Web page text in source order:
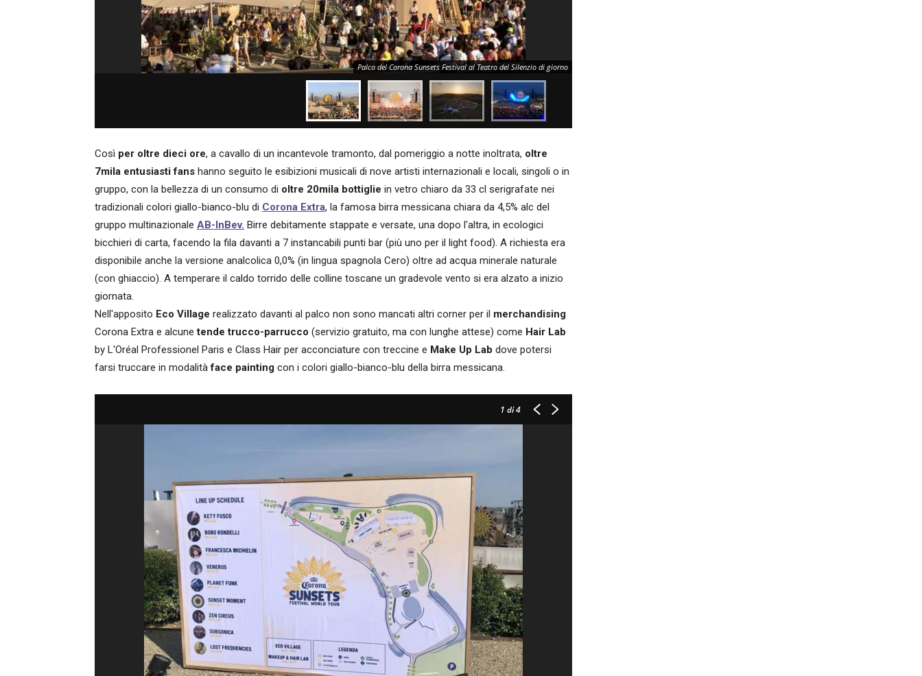
Palco del Corona Sunsets Festival al Teatro del Silenzio di giorno
Così per oltre dieci ore, a cavallo di un incantevole tramonto, dal pomeriggio a notte inoltrata, oltre
7mila entusiasti fans hanno seguito le esibizioni musicali di nove artisti internazionali e locali, singoli o in
gruppo, con la bellezza di un consumo di oltre 20mila bottiglie in vetro chiaro da 33 cl serigrafate nei
tradizionali colori giallo-bianco-blu di Corona Extra, la famosa birra messicana chiara da 4,5% alc del
gruppo multinazionale AB-InBev. Birre debitamente stappate e versate, una dopo l'altra, in ecologici
bicchieri di carta, facendo la fila davanti a 7 instancabili punti bar (più uno per il light food). A richiesta era
disponibile anche la versione analcolica 0,0% (in lingua spagnola Cero) oltre ad acqua minerale naturale
(con ghiaccio). A temperare il caldo torrido delle colline toscane un gradevole vento si era alzato a inizio
giornata.
Nell'apposito Eco Village realizzato davanti al palco non sono mancati altri corner per il merchandising
Corona Extra e alcunetende trucco-parrucco (servizio gratuito, ma con lunghe attese) come Hair Lab
by L'Oréal Professionel Paris e Class Hair per acconciature con treccine e Make Up Lab dove potersi
farsi truccare in modalitàface painting con i colori giallo-bianco-blu della birra messicana.
1 di 4